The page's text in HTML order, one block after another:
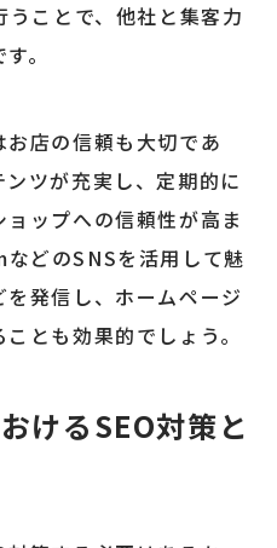
ことで、他社と集客力
。
店の信頼も大切であ
ツが充実し、定期的に
ップへの信頼性が高ま
どのSNSを活用して魅
発信し、ホームページ
とも効果的でしょう。
けるSEO対策と